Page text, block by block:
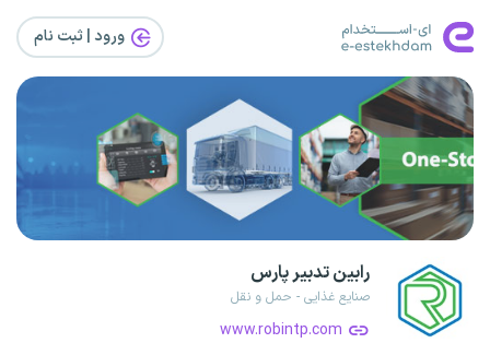
ورود | ثبت‌ نام
رابین تدبیر پارس
صنایع غذایی - حمل و نقل
www.robintp.com